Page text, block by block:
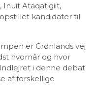
Inuit Ataqatigiit,
kandidater til
er Grønlands vej
hvornår og hvor
i denne debat
af forskellige